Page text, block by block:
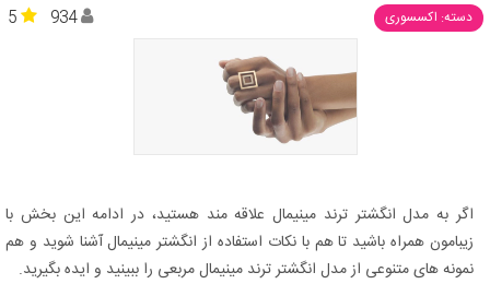
دسته: اکسسوری 5 934
اگر به مدل انگشتر ترند مینیمال علاقه مند هستید، در ادامه این بخش با
زیبامون همراه باشید تا هم با نکات استفاده از انگشتر مینیمال آشنا شوید و هم
نمونه های متنوعی از مدل انگشتر ترند مینیمال مربعی را ببینید و ایده بگیرید.